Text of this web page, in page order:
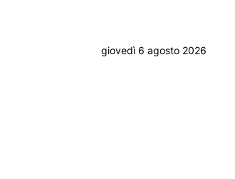
giovedì 6 agosto 2026